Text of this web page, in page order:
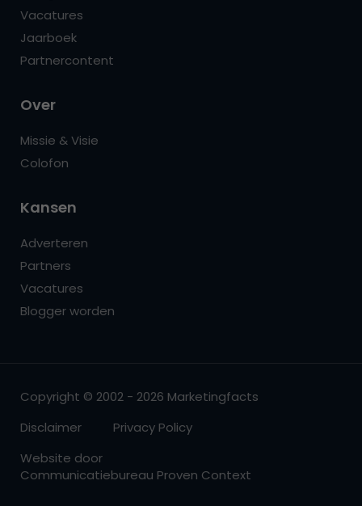
Vacatures
Jaarboek
Partnercontent
Over
Missie & Visie
Colofon
Kansen
Adverteren
Partners
Vacatures
Blogger worden
Copyright © 2002 - 2026 Marketingfacts
Disclaimer
Privacy Policy
Website door
Communicatiebureau Proven Context